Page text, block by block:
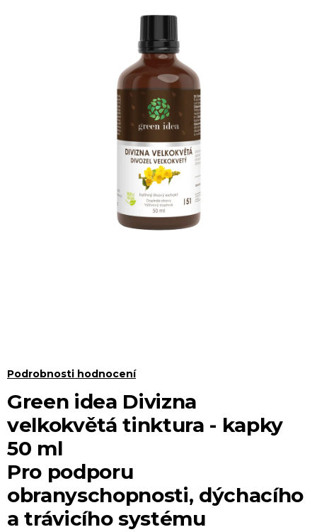
Green idea Divizna
velkokvětá tinktura - kapky
50 ml
Pro podporu
obranyschopnosti, dýchacího
a trávicího systému
Průměrné
hodnocení
produktu
je
0,0
z 5
hvězdiček.
Podrobnosti hodnocení